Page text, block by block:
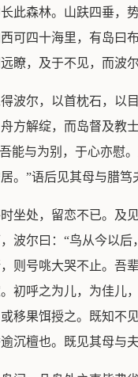
此森林。山趺四垂，
可四十海里，有岛曰
瞭，及于不见，而波
波尔，以首枕石，以
方解绽，而岛督及教
能与为别，于心亦慰
。”语后见其母与腊
坐处，留恋不已。及
波尔曰：“鸟从今以
则号咷大哭不止。吾
初呼之为儿，为佳儿
移果饵授之。既知不
沉檀也。既见其母与